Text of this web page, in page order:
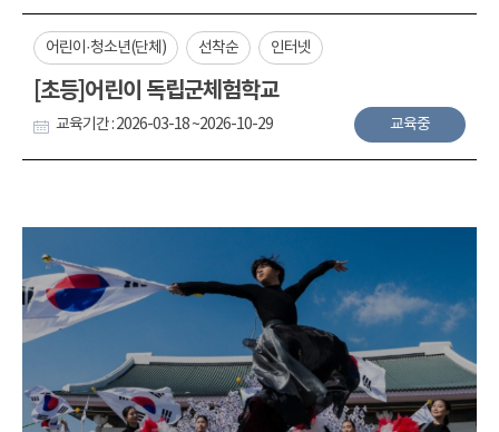
어린이·청소년(단체) 선착순 인터넷
[초등]어린이 독립군체험학교
교육기간 : 2026-03-18 ~2026-10-29 교육중